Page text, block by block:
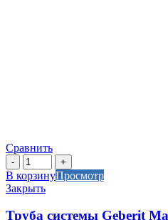
Сравнить
Количество
товара
Труба
системы
Geberit
В корзинуПросмотр
Закрыть
Труба системы Geberit